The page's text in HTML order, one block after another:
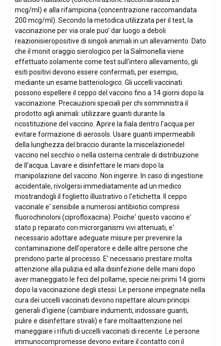
mcg/ml) e alla rifampicina (concentrazione raccomandata
200 mcg/ml). Secondo la metodica utilizzata per il test, la
vaccinazione per via orale puo' dar luogo a deboli
reazionisieropositive di singoli animali in un allevamento. Dato
che il monit oraggio sierologico per la Salmonella viene
effettuato solamente come test sull'intero allevamento, gli
esiti positivi devono essere confermati, per esempio,
mediante un esame batteriologico. Gli uccelli vaccinati
possono espellere il ceppo del vaccino fino a 14 giorni dopo la
vaccinazione. Precauzioni speciali per chi somministra il
prodotto agli animali: utilizzare guanti durante la
ricostituzione del vaccino. Aprire la fiala dentro l'acqua per
evitare formazione di aerosols. Usare guanti impermeabili
della lunghezza del braccio durante la miscelazionedel
vaccino nel secchio o nella cisterna centrale di distribuzione
de ll'acqua. Lavare e disinfettare le mani dopo la
manipolazione del vaccino. Non ingerire. In caso di ingestione
accidentale, rivolgersi immediatamente ad un medico
mostrandogli il foglietto illustrativo o l'etichetta. Il ceppo
vaccinale e' sensibile a numerosi antibiotici compresii
fluorochinoloni (ciprofloxacina). Poiche' questo vaccino e'
stato p reparato con microrganismi vivi attenuati, e'
necessario adottare adeguate misure per prevenire la
contaminazione dell'operatore e delle altre persone che
prendono parte al processo. E' necessario prestare molta
attenzione alla pulizia ed alla disinfezione delle mani dopo
aver maneggiato le feci del pollame, specie nei primi 14 giorni
dopo la vaccinazione degli stessi. Le persone impegnate nella
cura dei uccelli vaccinati devono rispettare alcuni principi
generali d'igiene (cambiare indumenti, indossare guanti,
pulire e disinfettare stivali) e fare moltaattenzione nel
maneggiare i rifiuti di uccelli vaccinati di recente. Le persone
immunocompromesse devono evitare il contatto con il